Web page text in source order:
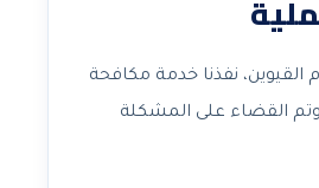
القيوين، نفذنا خدمة مكافحة
وتم القضاء على المشكلة